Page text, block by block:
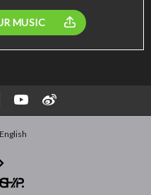
MUSIC
English